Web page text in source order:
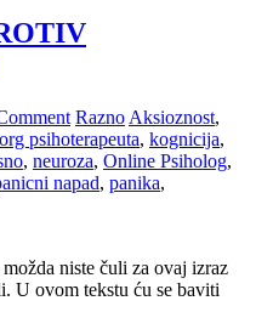
Razno Aksioznost,
psihoterapeuta, kognicija,
, neuroza, Online Psiholog,
napad, panika,
niste čuli za ovaj izraz
U ovom tekstu ću se baviti